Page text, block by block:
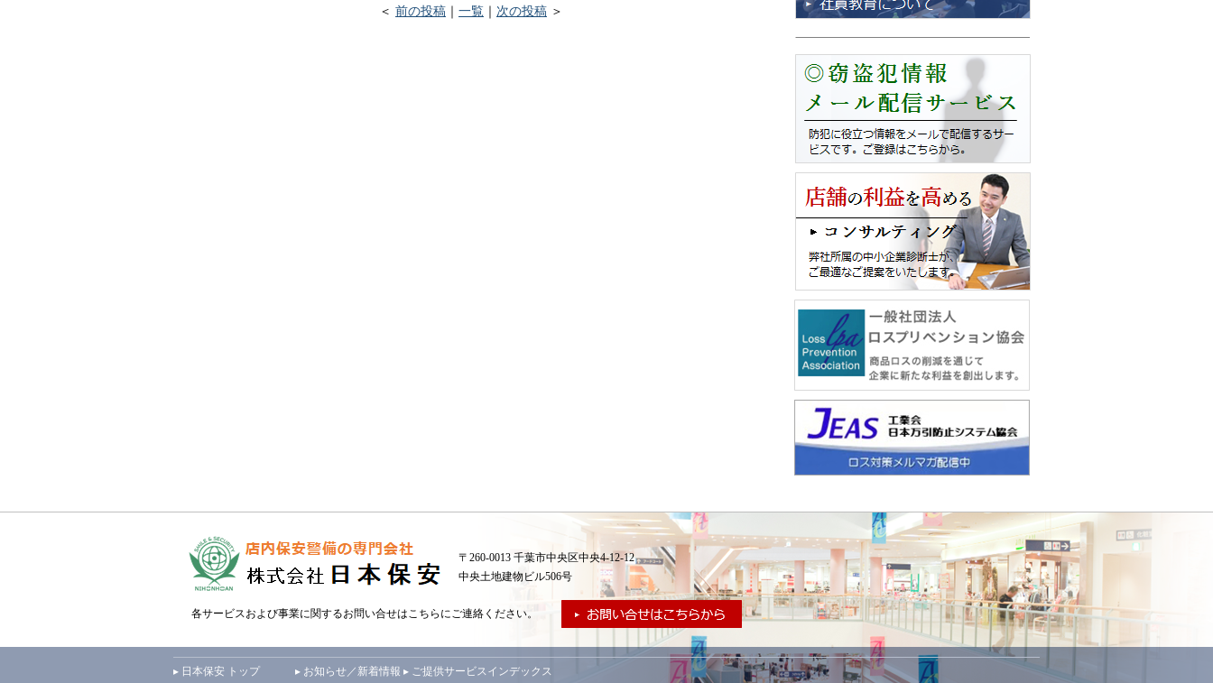
＜ 前の投稿 一覧 次の投稿 ＞
〒260-0013 千葉市中央区中央4-12-12
中央土地建物ビル506号
各サービスおよび事業に関するお問い合せはこちらにご連絡ください。
▸ 日本保安 トップ ▸ お知らせ／新着情報 ▸ ご提供サービスインデックス